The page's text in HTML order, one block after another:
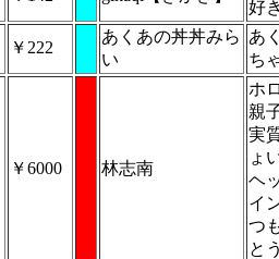
好
￥222
あくあの丼丼みら
い
あ
ち
￥6000 林志南
ホ
親
実
ょ
ヘ
イ
つ
と